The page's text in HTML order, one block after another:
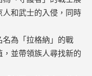
人和武士的入侵，同時
名為「拉格納」的戰
並帶領族人尋找新的